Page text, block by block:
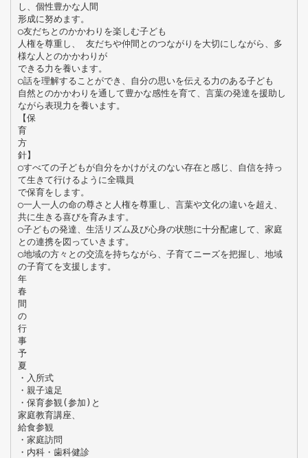
し、個性豊かな人間
形成に努めます。
○友だちとのかかわりを楽しむ子ども
人権を尊重し、 友だちや仲間とのつながりを大切にしながら、多
様な人とのかかわりが
できる力を養います。
○話を理解することができ、自分の思いを伝える力のある子ども
自然とのかかわりを通して豊かな感性を育て、言葉の発達を援助し
ながら表現力を養います。
【保
育
方
針】
○すべての子どもが自分をかけがえのない存在と感じ、自信を持っ
て生きて行けるように全職員
で保育をします。
○一人一人の命の尊さと人権を尊重し、言葉や文化の違いを超え、
共に生きる喜びを育みます。
○子どもの発達、生活リズム及び心身の状態に十分配慮して、家庭
との連携を図っていきます。
○地域の方々との交流を持ちながら、子育てニーズを把握し、地域
の子育てを支援します。
年
春
間
の
行
事
予
夏
・入所式
・親子遠足
・保育参観(参加)と
家庭教育講座、
給食参観
・家庭訪問
・内科・歯科健診